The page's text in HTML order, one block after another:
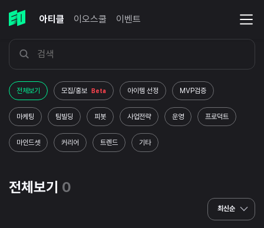
아티클 이오스쿨 이벤트
전체보기 모집/홍보 Beta 아이템 선정 MVP검증
마케팅 팀빌딩 피봇 사업전략 운영 프로덕트
마인드셋 커리어 트렌드 기타
전체보기 0
최신순